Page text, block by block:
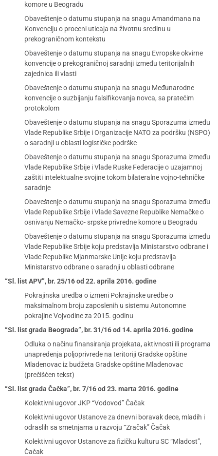
komore u Beogradu
Obaveštenje o datumu stupanja na snagu Amandmana na
Konvenciju o proceni uticaja na životnu sredinu u
prekograničnom kontekstu
Obaveštenje o datumu stupanja na snagu Evropske okvirne
konvencije o prekograničnoj saradnji između teritorijalnih
zajednica ili vlasti
Obaveštenje o datumu stupanja na snagu Međunarodne
konvencije o suzbijanju falsifikovanja novca, sa pratećim
protokolom
Obaveštenje o datumu stupanja na snagu Sporazuma između
Vlade Republike Srbije i Organizacije NATO za podršku (NSPO)
o saradnji u oblasti logističke podrške
Obaveštenje o datumu stupanja na snagu Sporazuma između
Vlade Republike Srbije i Vlade Ruske Federacije o uzajamnoj
zaštiti intelektualne svojine tokom bilateralne vojno-tehničke
saradnje
Obaveštenje o datumu stupanja na snagu Sporazuma između
Vlade Republike Srbije i Vlade Savezne Republike Nemačke o
osnivanju Nemačko- srpske privredne komore u Beogradu
Obaveštenje o datumu stupanja na snagu Sporazuma između
Vlade Republike Srbije koju predstavlja Ministarstvo odbrane i
Vlade Republike Mjanmarske Unije koju predstavlja
Ministarstvo odbrane o saradnji u oblasti odbrane
“Sl. list APV”, br. 25/16 od 22. aprila 2016. godine
Pokrajinska uredba o izmeni Pokrajinske uredbe o
maksimalnom broju zaposlenih u sistemu Autonomne
pokrajine Vojvodine za 2015. godinu
“Sl. list grada Beograda”, br. 31/16 od 14. aprila 2016. godine
Odluka o načinu finansiranja projekata, aktivnosti ili programa
unapređenja poljoprivrede na teritoriji Gradske opštine
Mladenovac iz budžeta Gradske opštine Mladenovac
(prečišćen tekst)
“Sl. list grada Čačka”, br. 7/16 od 23. marta 2016. godine
Kolektivni ugovor JKP “Vodovod” Čačak
Kolektivni ugovor Ustanove za dnevni boravak dece, mladih i
odraslih sa smetnjama u razvoju “Zračak” Čačak
Kolektivni ugovor Ustanove za fizičku kulturu SC “Mladost”,
Čačak